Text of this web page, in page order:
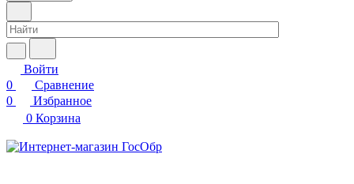
Войти
0
Сравнение
0
Избранное
0 Корзина